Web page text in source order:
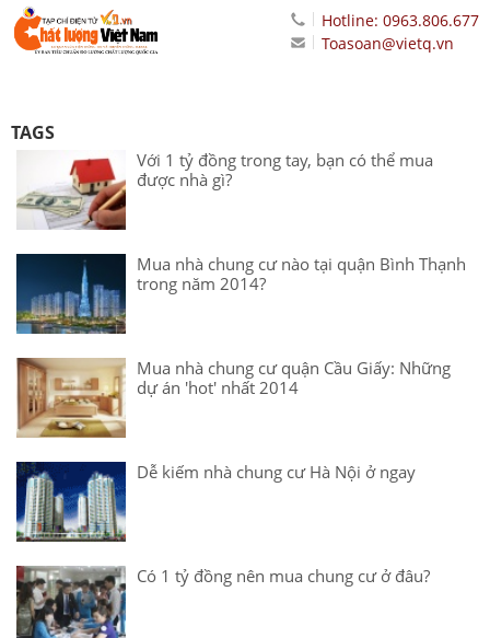
Hotline: 0963.806.677
Toasoan@vietq.vn
TAGS
Với 1 tỷ đồng trong tay, bạn có thể mua
được nhà gì?
Mua nhà chung cư nào tại quận Bình Thạnh
trong năm 2014?
Mua nhà chung cư quận Cầu Giấy: Những
dự án 'hot' nhất 2014
Dễ kiếm nhà chung cư Hà Nội ở ngay
Có 1 tỷ đồng nên mua chung cư ở đâu?